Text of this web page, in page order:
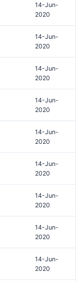
14-Jun-
2020
14-Jun-
2020
14-Jun-
2020
14-Jun-
2020
14-Jun-
2020
14-Jun-
2020
14-Jun-
2020
14-Jun-
2020
14-Jun-
2020